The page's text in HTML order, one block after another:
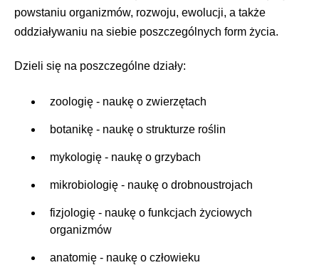
powstaniu organizmów, rozwoju, ewolucji, a także
oddziaływaniu na siebie poszczególnych form życia.
Dzieli się na poszczególne działy:
zoologię - naukę o zwierzętach
botanikę - naukę o strukturze roślin
mykologię - naukę o grzybach
mikrobiologię - naukę o drobnoustrojach
fizjologię - naukę o funkcjach życiowych
organizmów
anatomię - naukę o człowieku